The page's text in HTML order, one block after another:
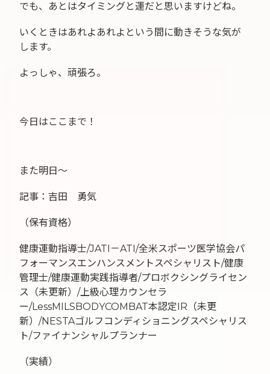
でも、あとはタイミングと運だと思いますけどね。
いくときはあれよあれよという間に動きそうな気が
します。
よっしゃ、頑張ろ。
今日はここまで！
また明日〜
記事：吉田 勇気
（保有資格）
健康運動指導士/JATI－ATI/全米スポーツ医学協会パ
フォーマンスエンハンスメントスペシャリスト/健康
管理士/健康運動実践指導者/プロボクシングライセン
ス（未更新）/上級心理カウンセラ
ー/LessMILSBODYCOMBAT本認定IR（未更
新）/NESTAゴルフコンディショニングスペシャリス
ト/ファイナンシャルプランナー
（実績）